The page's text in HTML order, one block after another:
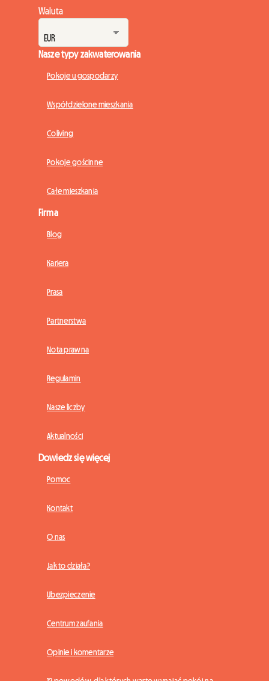
Waluta
Nasze typy zakwaterowania
Pokoje u gospodarzy
Współdzielone mieszkania
Coliving
Pokoje gościnne
Całe mieszkania
Firma
Blog
Kariera
Prasa
Partnerstwa
Nota prawna
Regulamin
Nasze liczby
Aktualności
Dowiedz się więcej
Pomoc
Kontakt
O nas
Jak to działa?
Ubezpieczenie
Centrum zaufania
Opinie i komentarze